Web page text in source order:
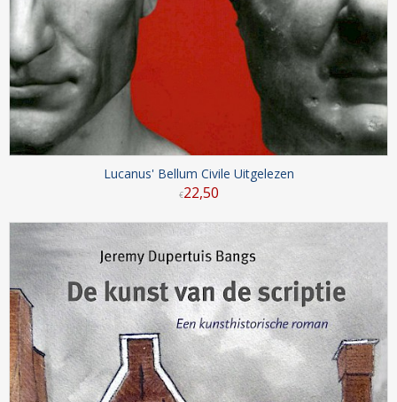
Lucanus' Bellum Civile Uitgelezen
€22,50